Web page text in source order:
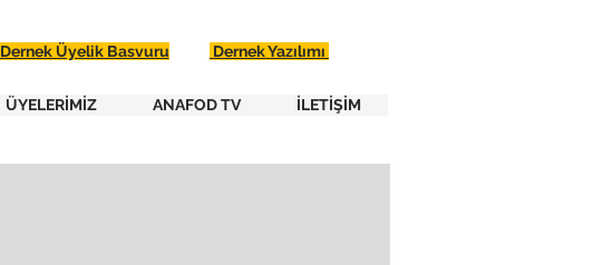
Dernek Üyelik Basvuru Dernek Yazılımı
ÜYELERİMİZ ANAFOD TV İLETİŞİM